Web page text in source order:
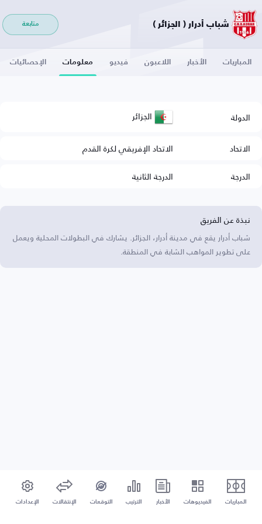
شباب أدرار ( الجزائر ) متابعة
المباريات الأخبار اللاعبون فيديو معلومات الإحصائيات
الدولة الجزائر
الاتحاد
الاتحاد الإفريقي لكرة القدم
الدرجة
الدرجة الثانية
نبذة عن الفريق
شباب أدرار يقع في مدينة أدرار، الجزائر. يشارك في البطولات المحلية ويعمل
على تطوير المواهب الشابة في المنطقة.
المباريات الفيديوهات الأخبار الترتيب التوقعات الإنتقالات الإعدادات